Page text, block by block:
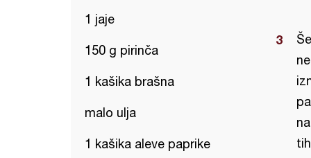
1 jaje
150 g pirinča
1 kašika brašna
malo ulja
1 kašika aleve paprike